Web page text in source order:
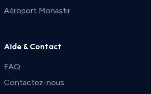
Aéroport Monastir
Aide & Contact
FAQ
Contactez-nous